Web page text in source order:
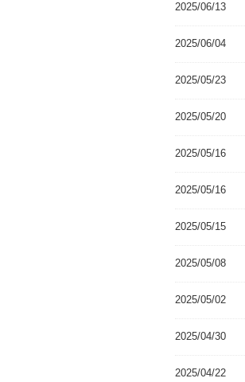
2025/06/13
2025/06/04
2025/05/23
2025/05/20
2025/05/16
2025/05/16
2025/05/15
2025/05/08
2025/05/02
2025/04/30
2025/04/22